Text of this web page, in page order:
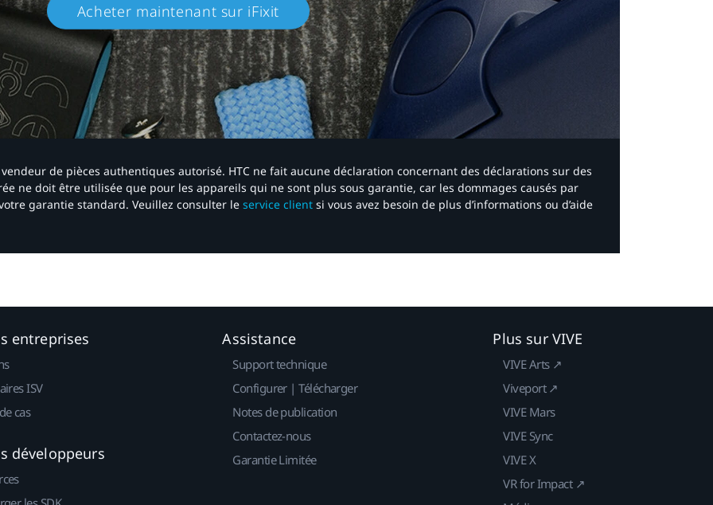
Acheter maintenant sur iFixit​
de pièces authentiques autorisé. HTC ne fait aucune déclaration concernant des déclarations sur des
ne doit être utilisée que pour les appareils qui ne sont plus sous garantie, car les dommages causés par
garantie standard. Veuillez consulter le service client si vous avez besoin de plus d’informations ou d’aide
entreprises
ISV
cas
développeurs
Assistance
Support technique
Configurer | Télécharger
Notes de publication
Contactez-nous
Garantie Limitée
Plus sur VIVE
VIVE Arts ↗
Viveport ↗
VIVE Mars
VIVE Sync
VIVE X
VR for Impact ↗